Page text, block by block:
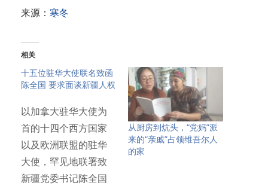
来源： 寒冬
相关
十五位驻华大使联名致函
陈全国 要求面谈新疆人权
以加拿大驻华大使为
首的十四个西方国家
以及欧洲联盟的驻华
大使，罕见地联署致
新疆党委书记陈全国
从厨房到炕头，“党妈”派
来的“亲戚”占领维吾尔人
的家